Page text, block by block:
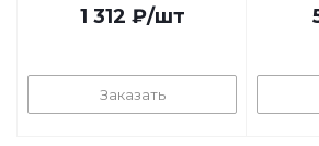
1 312 ₽/шт
Заказать